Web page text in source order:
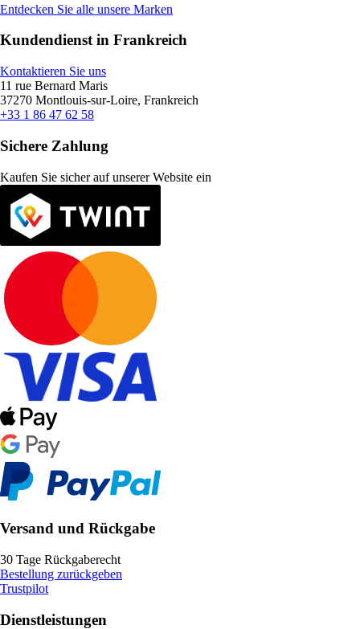
Entdecken Sie alle unsere Marken
Kundendienst in Frankreich
Kontaktieren Sie uns
11 rue Bernard Maris
37270 Montlouis-sur-Loire, Frankreich
+33 1 86 47 62 58
Sichere Zahlung
Kaufen Sie sicher auf unserer Website ein
Versand und Rückgabe
30 Tage Rückgaberecht
Bestellung zurückgeben
Trustpilot
Dienstleistungen